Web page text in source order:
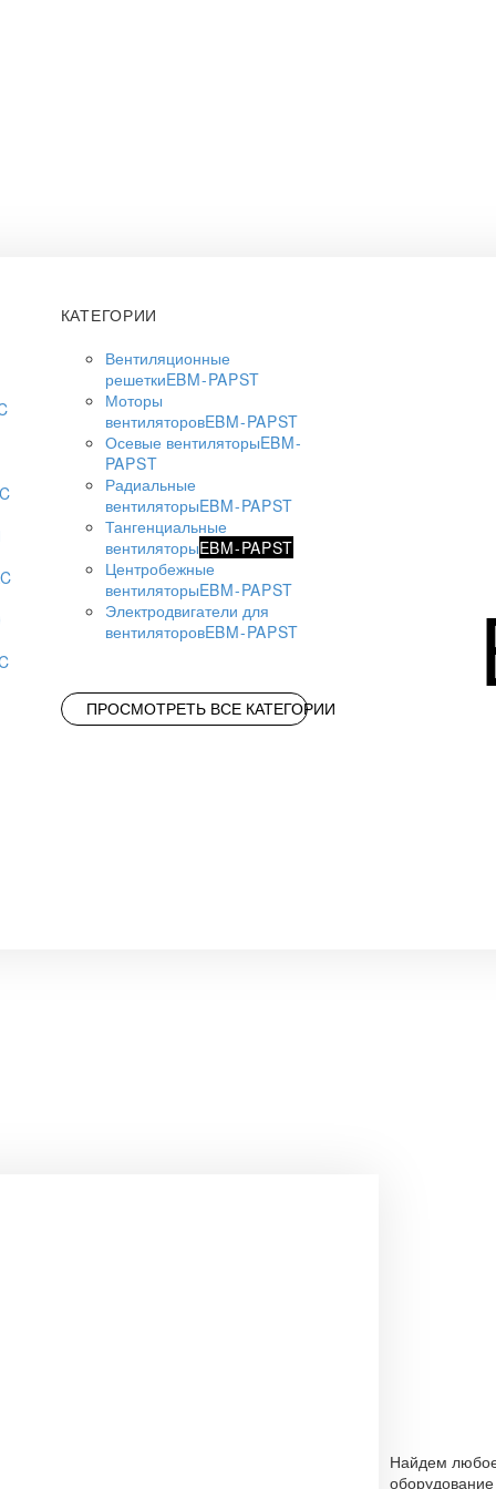
КАТЕГОРИИ
Вентиляционные
решеткиEBM-PAPST
Моторы
вентиляторовEBM-PAPST
Осевые вентиляторыEBM-
PAPST
Радиальные
вентиляторыEBM-PAPST
Тангенциальные
вентиляторыEBM-PAPST
Центробежные
вентиляторыEBM-PAPST
Электродвигатели для
вентиляторовEBM-PAPST
ПРОСМОТРЕТЬ ВСЕ КАТЕГОРИИ
Найдем
оборудование